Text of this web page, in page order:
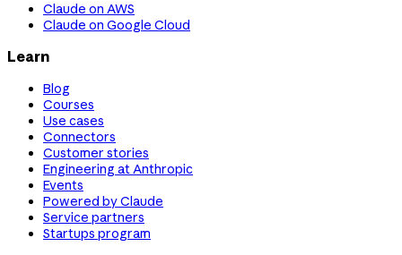
Claude on AWS
Claude on Google Cloud
Learn
Blog
Courses
Use cases
Connectors
Customer stories
Engineering at Anthropic
Events
Powered by Claude
Service partners
Startups program